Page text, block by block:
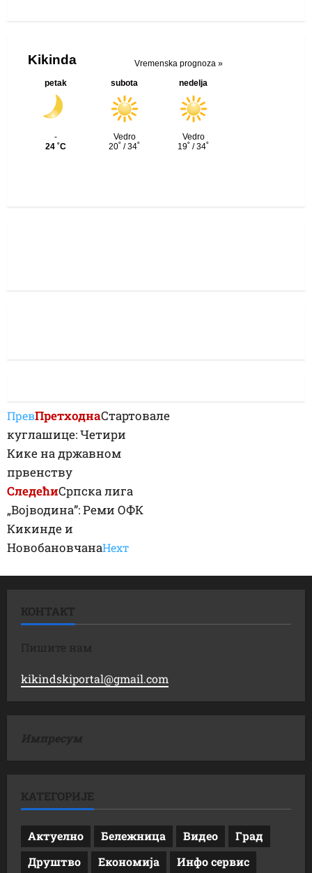
ПревПретходнаСтартовале
куглашице: Четири
Кике на државном
првенству
СледећиСрпска лига
„Војводина”: Реми ОФК
Кикинде и
НовобановчанаНеxт
КОНТАКТ
Пишите нам
kikindskiportal@gmail.com
Импресум
КАТЕГОРИЈЕ
Актуелно Бележница Видео
Град
Друштво
Економија Инфо сервис